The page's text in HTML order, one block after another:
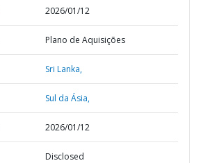
2026/01/12
Plano de Aquisições
Sri Lanka,
Sul da Ásia,
2026/01/12
Disclosed